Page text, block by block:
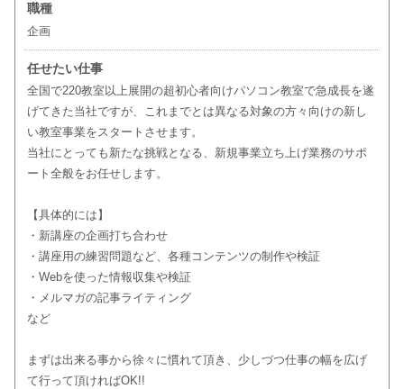
職種
企画
任せたい仕事
全国で220教室以上展開の超初心者向けパソコン教室で急成長を遂
げてきた当社ですが、これまでとは異なる対象の方々向けの新し
い教室事業をスタートさせます。
当社にとっても新たな挑戦となる、新規事業立ち上げ業務のサポ
ート全般をお任せします。
【具体的には】
・新講座の企画打ち合わせ
・講座用の練習問題など、各種コンテンツの制作や検証
・Webを使った情報収集や検証
・メルマガの記事ライティング
など
まずは出来る事から徐々に慣れて頂き、少しづつ仕事の幅を広げ
て行って頂ければOK!!